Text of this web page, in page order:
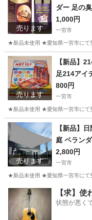
売ります
ダー 足の
1,000円
一宮市
★新品未使用 ★愛知県一宮市にて
愛知 一宮市 その他
売ります
【新品】
足214アイ
800円
一宮市
★新品未使用 ★愛知県一宮市にて
愛知 一宮市 その他
売ります
【新品】
庭 ベラン
2,800円
一宮市
★新品未使用 ★愛知県一宮市にて
愛知 一宮市 その他
【求】
状態が悪く